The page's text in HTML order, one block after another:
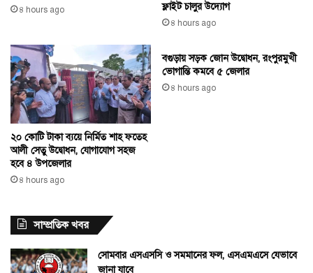
৪ hours ago
ফ্লাইট চালুর উদ্যোগ
৪ hours ago
২০ কোটি টাকা ব্যয়ে নির্মিত শাহ ফতেহ
আলী সেতু উদ্বোধন, যোগাযোগ সহজ
হবে ৪ উপজেলার
৪ hours ago
বগুড়ায় সড়ক জোন উদ্বোধন, রংপুরমুখী
ভোগান্তি কমবে ৫ জেলার
৪ hours ago
সাম্প্রতিক খবর
সোমবার এসএসসি ও সমমানের ফল, এসএমএসে যেভাবে
জানা যাবে